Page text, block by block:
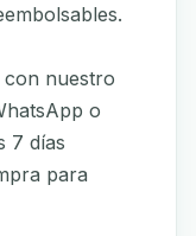
con nuestro
o
7 días
para